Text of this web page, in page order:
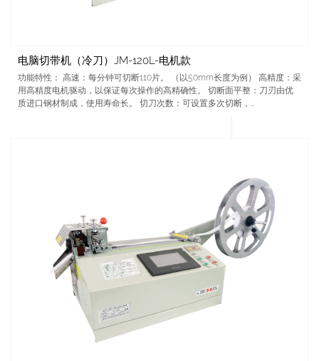
电脑切带机（冷刀）JM-120L-电机款
功能特性： 高速：每分钟可切断110片。 （以50mm长度为例） 高精度：采
用高精度电机驱动，以保证每次操作的高精确性。 切断面平整：刀刃由优
质进口钢材制成，使用寿命长。 切刀次数：可设置多次切断，...